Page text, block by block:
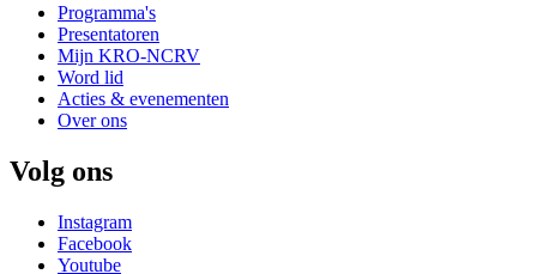
Programma's
Presentatoren
Mijn KRO-NCRV
Word lid
Acties & evenementen
Over ons
Volg ons
Instagram
Facebook
Youtube